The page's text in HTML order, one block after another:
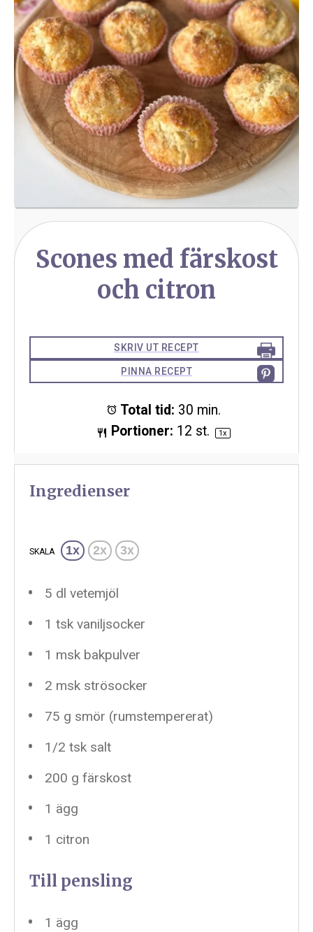
Scones med färskost
och citron
SKRIV UT RECEPT
PINNA RECEPT
Total tid: 30 min.
Portioner: 12 st. 1x
Ingredienser
SKALA 1x 2x 3x
5 dl vetemjöl
1 tsk vaniljsocker
1 msk bakpulver
2 msk strösocker
75 g smör (rumstempererat)
1/2 tsk salt
200 g färskost
1 ägg
1 citron
Till pensling
1 ägg